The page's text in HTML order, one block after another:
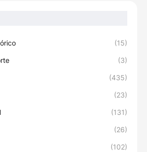
(15)
(3)
(435)
(23)
(131)
(26)
(102)